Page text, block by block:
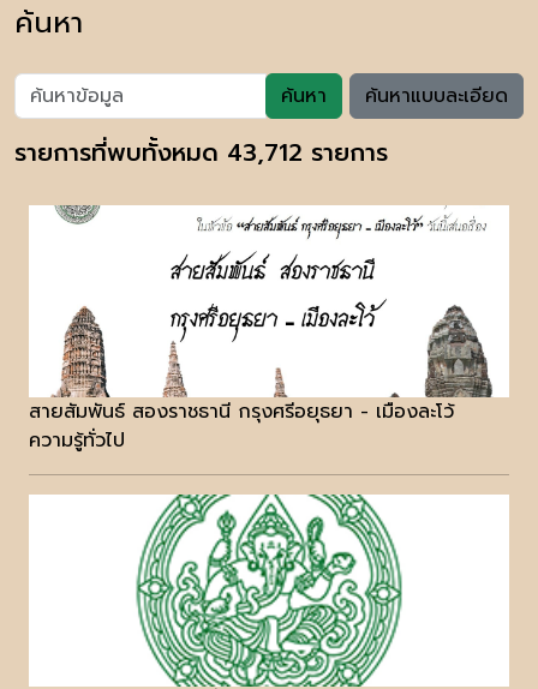
ค้นหา
ค้นหา ค้นหาแบบละเอียด
รายการที่พบทั้งหมด 43,712 รายการ
สายสัมพันธ์ สองราชธานี กรุงศรีอยุธยา - เมืองละโว้
ความรู้ทั่วไป